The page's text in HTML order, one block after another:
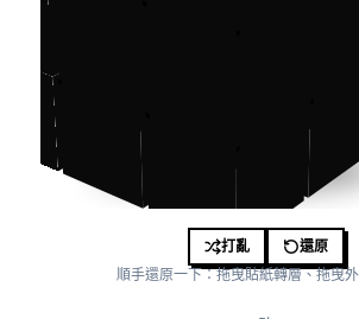
打亂
還原
順手還原一下：拖曳貼紙轉層、拖曳